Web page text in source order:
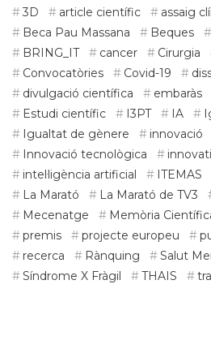
3D article científic assaig
Beca Pau Massana
Beques
BRING_IT
cancer Cirurgia
Convocatòries
Covid-19
divulgació científica
embaràs
Estudi científic
I3PT IA
Igualtat de gènere
innovació
Innovació tecnològica
intel·ligència artificial
ITEMAS
La Marató
La Marató de TV3
Mecenatge
Memòria
premis
projecte europeu
recerca
Rànquing Salut
Síndrome X Fràgil
THAIS